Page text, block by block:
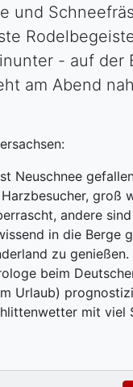
und
- auf der
am Abend
Neuschnee
groß
andere
in die Berge
zu genießen.
beim
Urlaub)
mit viel